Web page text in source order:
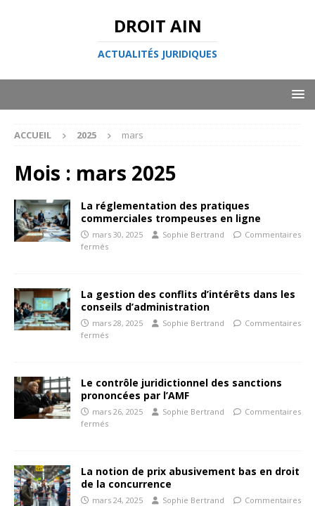
DROIT AIN
ACTUALITÉS JURIDIQUES
ACCUEIL 2025 mars
Mois : mars 2025
La réglementation des pratiques
commerciales trompeuses en ligne
mars 30, 2025 Sophie Bertrand
Commentaires
fermés
La gestion des conflits d’intérêts dans les
conseils d’administration
mars 28, 2025 Sophie Bertrand
Commentaires
fermés
Le contrôle juridictionnel des sanctions
prononcées par l’AMF
mars 26, 2025 Sophie Bertrand
Commentaires
fermés
La notion de prix abusivement bas en droit
de la concurrence
mars 24, 2025 Sophie Bertrand
Commentaires